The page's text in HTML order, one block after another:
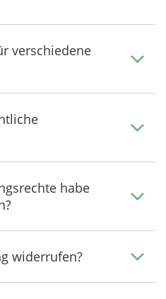
verschiedene
habe
widerrufen?